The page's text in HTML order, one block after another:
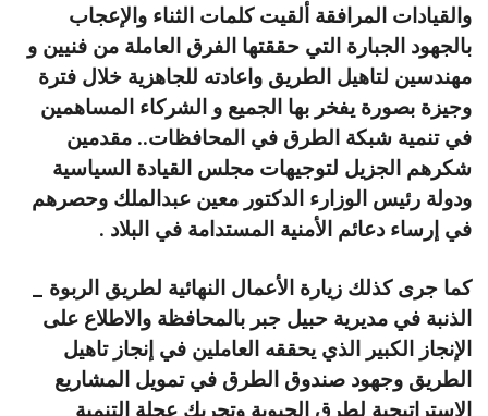
والقيادات المرافقة ألقيت كلمات الثناء والإعجاب
بالجهود الجبارة التي حققتها الفرق العاملة من فنيين و
مهندسين لتاهيل الطريق واعادته للجاهزية خلال فترة
وجيزة بصورة يفخر بها الجميع و الشركاء المساهمين
في تنمية شبكة الطرق في المحافظات.. مقدمين
شكرهم الجزيل لتوجيهات مجلس القيادة السياسية
ودولة رئيس الوزارء الدكتور معين عبدالملك وحصرهم
في إرساء دعائم الأمنية المستدامة في البلاد .
كما جرى كذلك زيارة الأعمال النهائية لطريق الربوة _
الذنبة في مديرية حبيل جبر بالمحافظة والاطلاع على
الإنجاز الكبير الذي يحققه العاملين في إنجاز تاهيل
الطريق وجهود صندوق الطرق في تمويل المشاريع
الاستراتيجية لطرق الحيوية وتحريك عجلة التنمية